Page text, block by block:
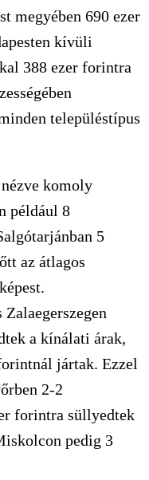
megyében 690 ezer
kívüli
388 ezer forintra
településtípus
komoly
például 8
5
az átlagos
a kínálati árak,
jártak. Ezzel
2-2
forintra süllyedtek
pedig 3